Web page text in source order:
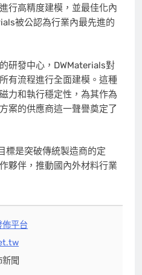
行高精度建模，並最佳化內
被公認為行業內最先進的
研發中心，DWMaterials對
有流程進行全面建模。這種
力和執行穩定性，為其作為
案的供應商這一聲譽奠定了
標是突破傳統製造商的定
夥伴，推動國內外材料行業
平台
聞